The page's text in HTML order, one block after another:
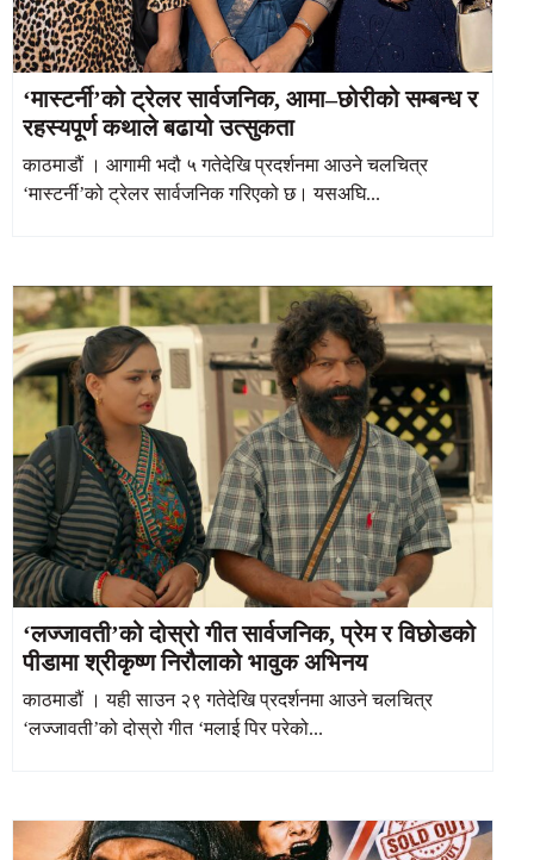
‘मास्टर्नी’को ट्रेलर सार्वजनिक, आमा–छोरीको सम्बन्ध र
रहस्यपूर्ण कथाले बढायो उत्सुकता
काठमाडौं । आगामी भदौ ५ गतेदेखि प्रदर्शनमा आउने चलचित्र
‘मास्टर्नी’को ट्रेलर सार्वजनिक गरिएको छ। यसअघि...
‘लज्जावती’को दोस्रो गीत सार्वजनिक, प्रेम र विछोडको
पीडामा श्रीकृष्ण निरौलाको भावुक अभिनय
काठमाडौं । यही साउन २९ गतेदेखि प्रदर्शनमा आउने चलचित्र
‘लज्जावती’को दोस्रो गीत ‘मलाई पिर परेको...